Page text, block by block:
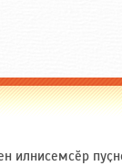
илнисемсӗр